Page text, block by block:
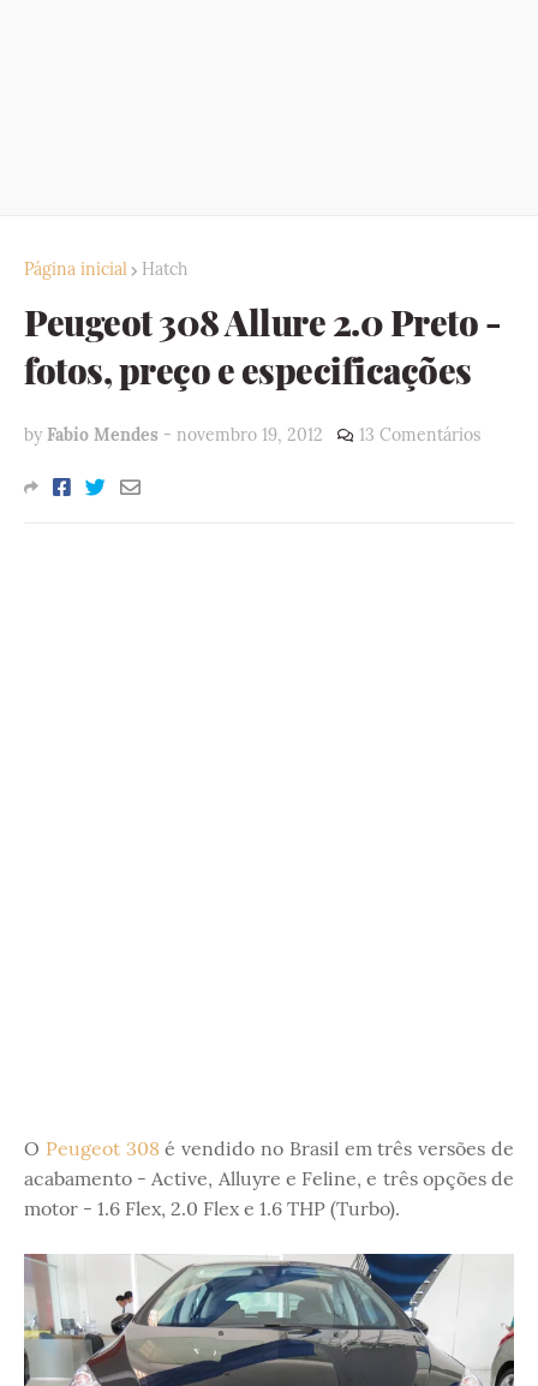
Página inicial Hatch
Peugeot 308 Allure 2.0 Preto -
fotos, preço e especificações
by Fabio Mendes - novembro 19, 2012 13 Comentários
O Peugeot 308 é vendido no Brasil em três versões de
acabamento - Active, Alluyre e Feline, e três opções de
motor - 1.6 Flex, 2.0 Flex e 1.6 THP (Turbo).